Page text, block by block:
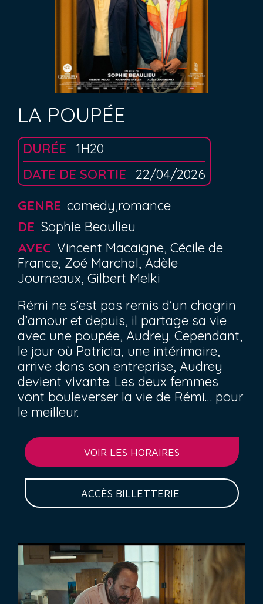
LA POUPÉE
DURÉE
1H20
DATE DE SORTIE
22/04/2026
GENRE comedy,romance
DE Sophie Beaulieu
AVEC Vincent Macaigne, Cécile de
France, Zoé Marchal, Adèle
Journeaux, Gilbert Melki
Rémi ne s’est pas remis d’un chagrin
d’amour et depuis, il partage sa vie
avec une poupée, Audrey. Cependant,
le jour où Patricia, une intérimaire,
arrive dans son entreprise, Audrey
devient vivante. Les deux femmes
vont bouleverser la vie de Rémi… pour
le meilleur.
VOIR LES HORAIRES
ACCÈS BILLETTERIE